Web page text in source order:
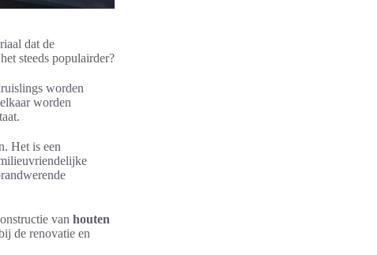
dat de
steeds populairder?
worden
worden
Het is een
van houten
de renovatie en